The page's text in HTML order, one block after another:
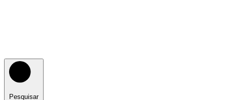
Pesquisar